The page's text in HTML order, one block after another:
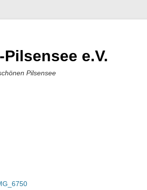
e.V.
Pilsensee